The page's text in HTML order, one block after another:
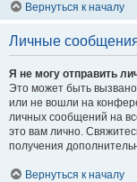
Вернуться к началу
Личные
Я не могу отправить
Это может быть
или не вошли на
личных сообщений на
это вам лично.
получения
Вернуться к началу